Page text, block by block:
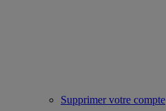
Supprimer votre compte